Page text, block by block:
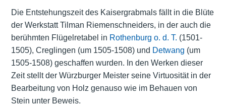
Die Entstehungszeit des Kaisergrabmals fällt in die Blüte
der Werkstatt Tilman Riemenschneiders, in der auch die
berühmten Flügelretabel in Rothenburg o. d. T. (1501-
1505), Creglingen (um 1505-1508) und Detwang (um
1505-1508) geschaffen wurden. In den Werken dieser
Zeit stellt der Würzburger Meister seine Virtuosität in der
Bearbeitung von Holz genauso wie im Behauen von
Stein unter Beweis.